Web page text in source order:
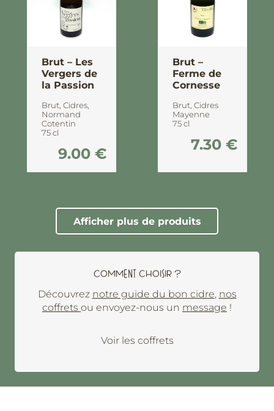
Brut – Les
Vergers de
la Passion
Brut Cidres
Normand
Cotentin
75 cl
9.00 €
Brut –
Ferme de
Cornesse
Brut Cidres
Mayenne
75 cl
7.30 €
Afficher plus de produits
COMMENT CHOISIR ?
Découvrez notre guide du bon cidre, nos
coffrets ou envoyez-nous un message !
Voir les coffrets